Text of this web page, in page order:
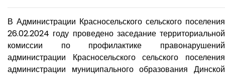
В Администрации Красносельского сельского поселения
26.02.2024 году проведено заседание территориальной
комиссии по профилактике правонарушений
администрации Красносельского сельского поселения
администрации муниципального образования Динской